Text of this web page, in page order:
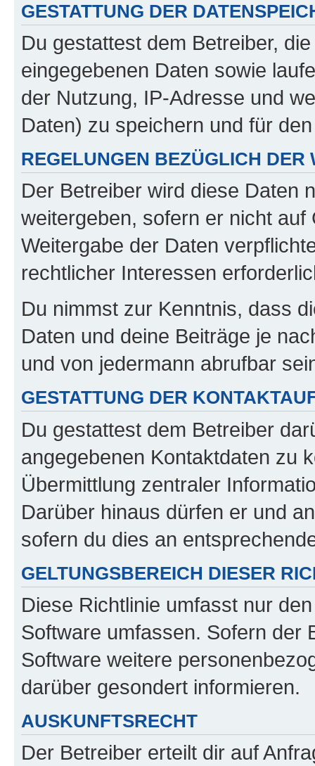
GESTATTUNG DER
Du gestattest dem Betreiber,
eingegebenen Daten sowie
der Nutzung, IP-Adresse und
Daten) zu speichern und für
REGELUNGEN BEZÜGLICH DER
Der Betreiber wird diese Daten
weitergeben, sofern er nicht
Weitergabe der Daten
rechtlicher Interessen
Du nimmst zur Kenntnis, dass
Daten und deine Beiträge je
und von jedermann abrufbar
GESTATTUNG DER
Du gestattest dem Betreiber
angegebenen Kontaktdaten zu
Übermittlung zentraler
Darüber hinaus dürfen er und
sofern du dies an
GELTUNGSBEREICH DIESER
Diese Richtlinie umfasst nur
Software umfassen. Sofern der
Software weitere
darüber gesondert informieren.
AUSKUNFTSRECHT
Der Betreiber erteilt dir auf